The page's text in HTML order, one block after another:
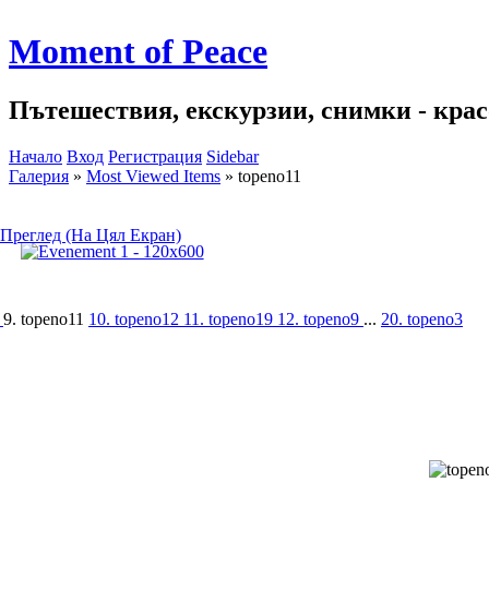
Moment of Peace
Пътешествия, екскурзии, снимки -
Начало Вход Регистрация Sidebar
Галерия » Most Viewed Items » topeno11
Преглед (На Цял Екран)
9. topeno11 10. topeno12 11. topeno19 12. topeno9 ... 20. topeno3